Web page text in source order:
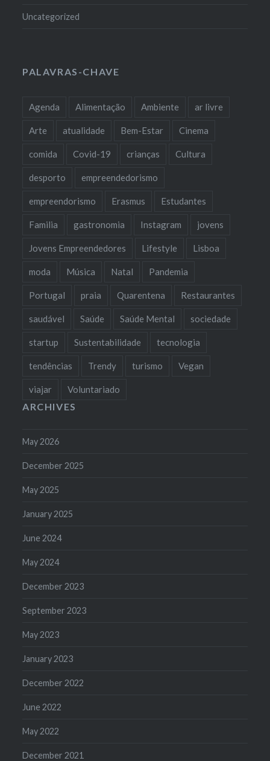
Uncategorized
PALAVRAS-CHAVE
Agenda Alimentação Ambiente ar livre
Arte atualidade Bem-Estar Cinema
comida Covid-19 crianças Cultura
desporto empreendedorismo
empreendorismo Erasmus Estudantes
Familia gastronomia Instagram jovens
Jovens Empreendedores Lifestyle Lisboa
moda Música Natal Pandemia
Portugal praia Quarentena Restaurantes
saudável Saúde Saúde Mental sociedade
startup Sustentabilidade tecnologia
tendências Trendy turismo Vegan
viajar Voluntariado
ARCHIVES
May 2026
December 2025
May 2025
January 2025
June 2024
May 2024
December 2023
September 2023
May 2023
January 2023
December 2022
June 2022
May 2022
December 2021